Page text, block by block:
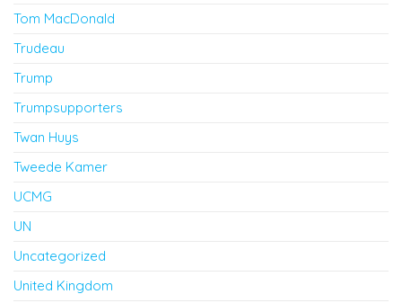
Tom MacDonald
Trudeau
Trump
Trumpsupporters
Twan Huys
Tweede Kamer
UCMG
UN
Uncategorized
United Kingdom